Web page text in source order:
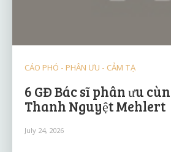
CÁO PHÓ - PHÂN ƯU - CẢM TẠ
6 GĐ Bác sĩ phân ưu
Thanh Nguyệt Mehlert
July 24, 2026